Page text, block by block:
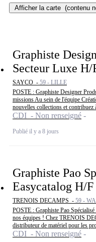
Afficher la carte (contenu
Graphiste
Secteur Luxe H/
SAYCO - 59 - LILLE
POSTE : Graphiste Designer
missions Au sein de l'équipe
nouvelles collections et contribuez
CDI - Non renseigné
Publié il y a 8 jours
Graphiste Pao
Easycatalog H/F
TRENOIS DECAMPS - 59 -
POSTE : Graphiste Pao
nos équipes ! Chez TRENOIS
distributeur de matériel pour les
CDI - Non renseigné